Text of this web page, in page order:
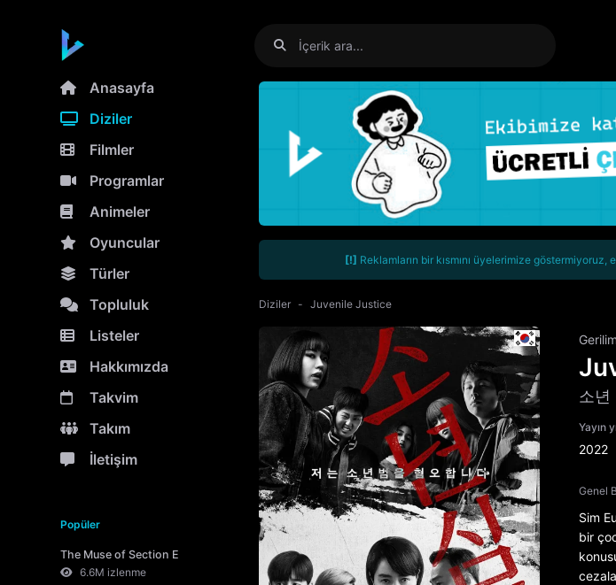
Anasayfa
Diziler
Filmler
Programlar
Animeler
Oyuncular
Türler
Topluluk
Listeler
Hakkımızda
Takvim
Takım
İletişim
Popüler
The Muse of Section E
6.6M izlenme
[!] Reklamların bir kısmını üyelerimize
Diziler Juvenile Justice
Gerilim
소년
Yayın
2022
Genel
Sim
bir